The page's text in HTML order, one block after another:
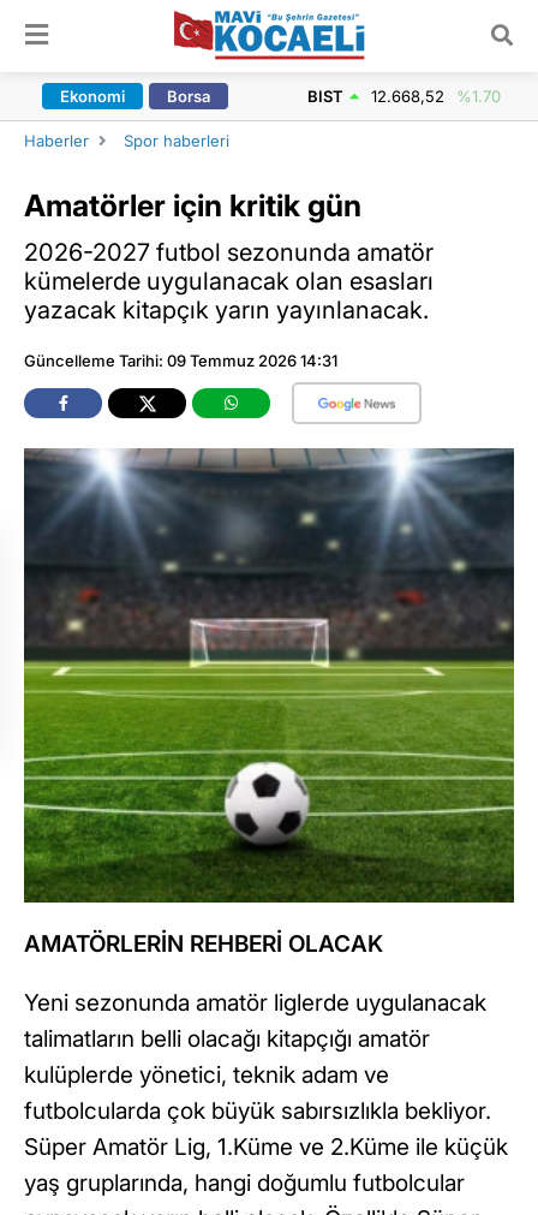
Ekonomi Borsa BIST 12.668,52 %1.70
Haberler Spor haberleri
Amatörler için kritik gün
2026-2027 futbol sezonunda amatör
kümelerde uygulanacak olan esasları
yazacak kitapçık yarın yayınlanacak.
Güncelleme Tarihi: 09 Temmuz 2026 14:31
AMATÖRLERİN REHBERİ OLACAK
Yeni sezonunda amatör liglerde uygulanacak
talimatların belli olacağı kitapçığı amatör
kulüplerde yönetici, teknik adam ve
futbolcularda çok büyük sabırsızlıkla bekliyor.
Süper Amatör Lig, 1.Küme ve 2.Küme ile küçük
yaş gruplarında, hangi doğumlu futbolcular